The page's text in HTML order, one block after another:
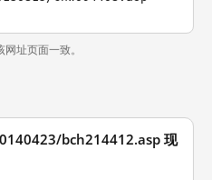
址页面一致。
bch214412.asp 现